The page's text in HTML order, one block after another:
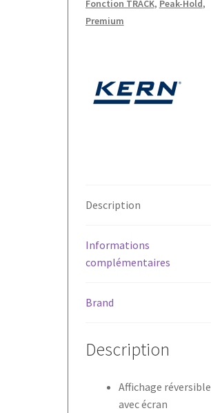
Fonction TRACK, Peak-Hold,
Premium
Description
Informations
complémentaires
Brand
Description
Affichage réversible
avec écran